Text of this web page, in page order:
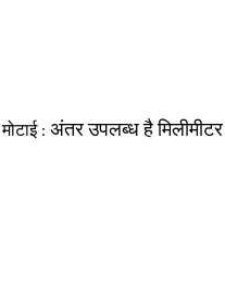
मोटाई : अंतर उपलब्ध है